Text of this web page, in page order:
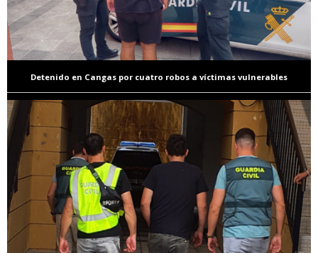
Detenido en Cangas por cuatro robos a víctimas vulnerables